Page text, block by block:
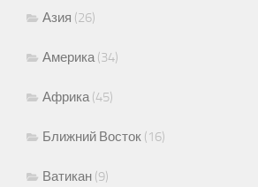
Азия (26)
Америка(34)
Африка(45)
Ближний Восток (16)
Ватикан (9)